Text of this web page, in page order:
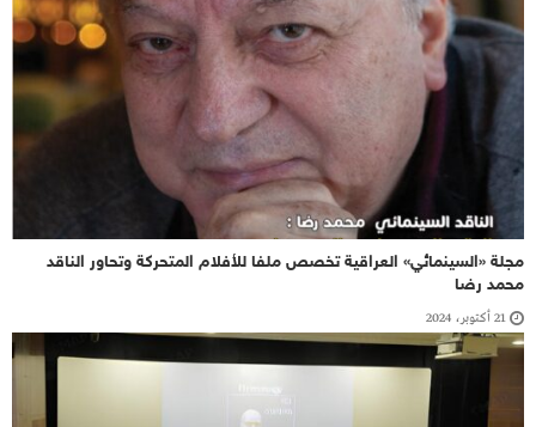
مجلة «السينمائي» العراقية تخصص ملفا للأفلام المتحركة وتحاور الناقد
محمد رضا
21 أكتوبر، 2024